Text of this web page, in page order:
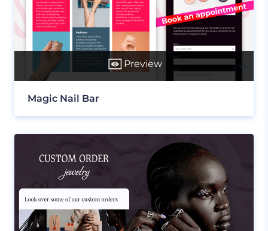
Preview
Magic Nail Bar